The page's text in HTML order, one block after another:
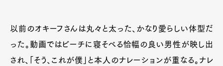
以前のオキーフさんは丸々と太った、かなり愛らしい体型だ
った。動画ではビーチに寝そべる恰幅の良い男性が映し出
され、「そう、これが僕」と本人のナレーションが重なる。ナレ